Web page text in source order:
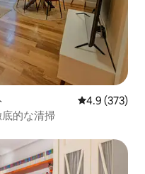
レビュー373
4.9 (373)
的な清掃